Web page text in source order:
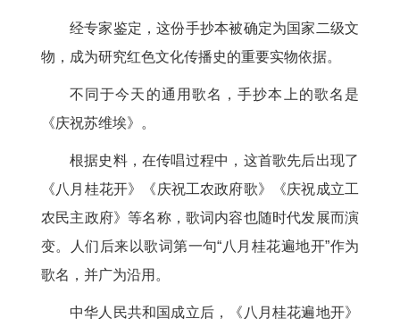
经专家鉴定，这份手抄本被确定为国家二级文
物，成为研究红色文化传播史的重要实物依据。
不同于今天的通用歌名，手抄本上的歌名是
《庆祝苏维埃》。
根据史料，在传唱过程中，这首歌先后出现了
《八月桂花开》《庆祝工农政府歌》《庆祝成立工
农民主政府》等名称，歌词内容也随时代发展而演
变。人们后来以歌词第一句“八月桂花遍地开”作为
歌名，并广为沿用。
中华人民共和国成立后，《八月桂花遍地开》